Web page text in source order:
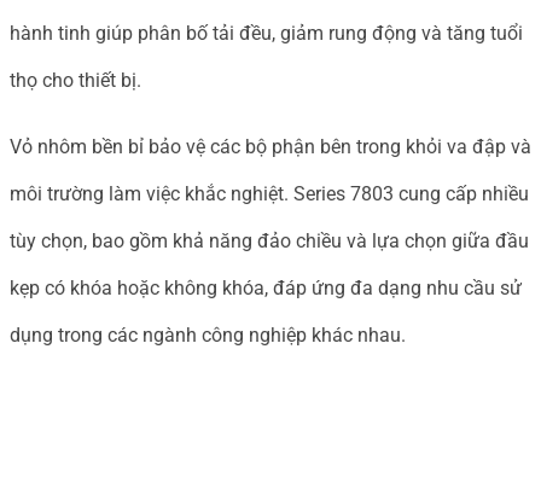
hành tinh giúp phân bố tải đều, giảm rung động và tăng tuổi
thọ cho thiết bị.
Vỏ nhôm bền bỉ bảo vệ các bộ phận bên trong khỏi va đập và
môi trường làm việc khắc nghiệt. Series 7803 cung cấp nhiều
tùy chọn, bao gồm khả năng đảo chiều và lựa chọn giữa đầu
kẹp có khóa hoặc không khóa, đáp ứng đa dạng nhu cầu sử
dụng trong các ngành công nghiệp khác nhau.